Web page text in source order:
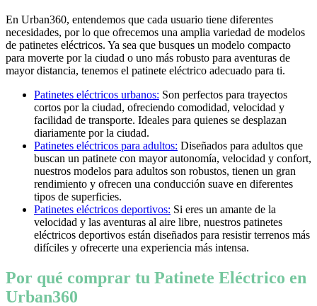
En Urban360, entendemos que cada usuario tiene diferentes
necesidades, por lo que ofrecemos una amplia variedad de modelos
de patinetes eléctricos. Ya sea que busques un modelo compacto
para moverte por la ciudad o uno más robusto para aventuras de
mayor distancia, tenemos el patinete eléctrico adecuado para ti.
Patinetes eléctricos urbanos: Son perfectos para trayectos
cortos por la ciudad, ofreciendo comodidad, velocidad y
facilidad de transporte. Ideales para quienes se desplazan
diariamente por la ciudad.
Patinetes eléctricos para adultos: Diseñados para adultos que
buscan un patinete con mayor autonomía, velocidad y confort,
nuestros modelos para adultos son robustos, tienen un gran
rendimiento y ofrecen una conducción suave en diferentes
tipos de superficies.
Patinetes eléctricos deportivos: Si eres un amante de la
velocidad y las aventuras al aire libre, nuestros patinetes
eléctricos deportivos están diseñados para resistir terrenos más
difíciles y ofrecerte una experiencia más intensa.
Por qué comprar tu Patinete Eléctrico en
Urban360